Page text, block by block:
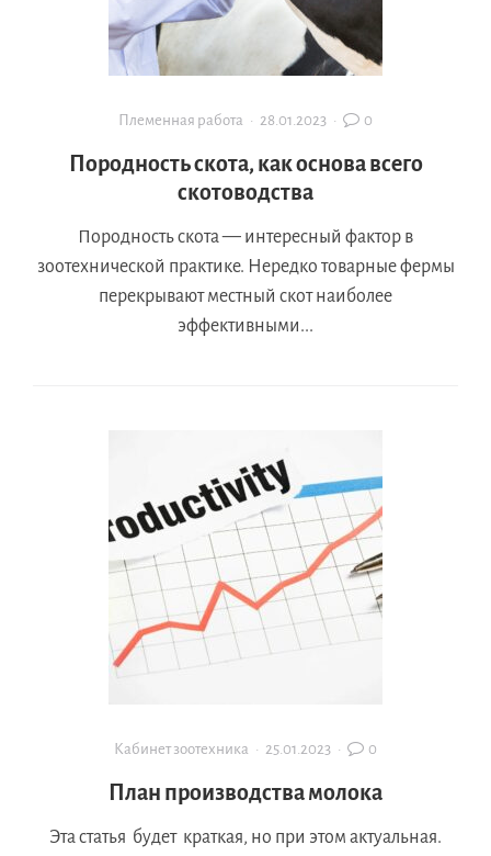
Племенная работа · 28.01.2023 · 0
Породность скота, как основа всего
скотоводства
Породность скота — интересный фактор в
зоотехнической практике. Нередко товарные фермы
перекрывают местный скот наиболее
эффективными...
Кабинет зоотехника · 25.01.2023 · 0
План производства молока
Эта статья будет краткая, но при этом актуальная.